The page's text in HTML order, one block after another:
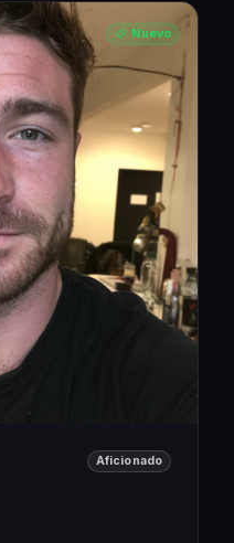
Nuevo
Aficionado